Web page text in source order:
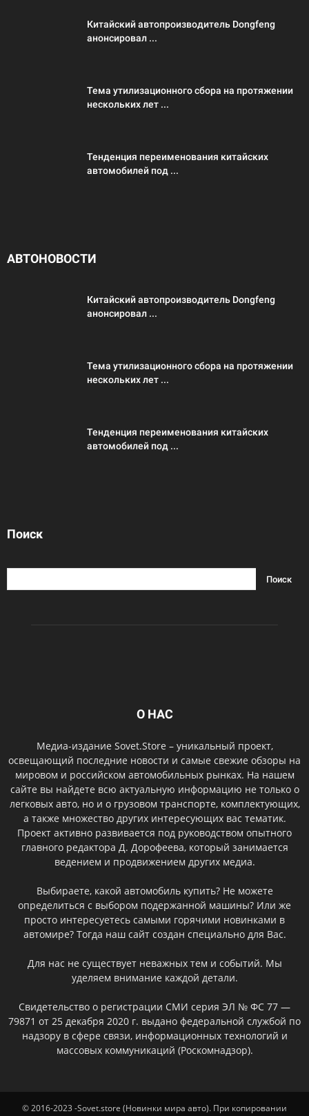
Китайский автопроизводитель Dongfeng
анонсировал ...
Тема утилизационного сбора на протяжении
нескольких лет ...
Тенденция переименования китайских
автомобилей под ...
АВТОНОВОСТИ
Китайский автопроизводитель Dongfeng
анонсировал ...
Тема утилизационного сбора на протяжении
нескольких лет ...
Тенденция переименования китайских
автомобилей под ...
Поиск
О НАС
Медиа-издание Sovet.Store – уникальный проект,
освещающий последние новости и самые свежие обзоры на
мировом и российском автомобильных рынках. На нашем
сайте вы найдете всю актуальную информацию не только о
легковых авто, но и о грузовом транспорте, комплектующих,
а также множество других интересующих вас тематик.
Проект активно развивается под руководством опытного
главного редактора Д. Дорофеева, который занимается
ведением и продвижением других медиа.
Выбираете, какой автомобиль купить? Не можете
определиться с выбором подержанной машины? Или же
просто интересуетесь самыми горячими новинками в
автомире? Тогда наш сайт создан специально для Вас.
Для нас не существует неважных тем и событий. Мы
уделяем внимание каждой детали.
Свидетельство о регистрации СМИ серия ЭЛ № ФС 77 —
79871 от 25 декабря 2020 г. выдано федеральной службой по
надзору в сфере связи, информационных технологий и
массовых коммуникаций (Роскомнадзор).
© 2016-2023 -Sovet.store (Новинки мира авто). При копировании